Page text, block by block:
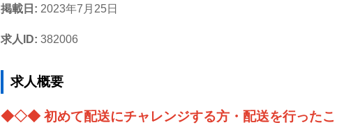
掲載日: 2023年7月25日
求人ID: 382006
求人概要
◆◇◆ 初めて配送にチャレンジする方・配送を行った